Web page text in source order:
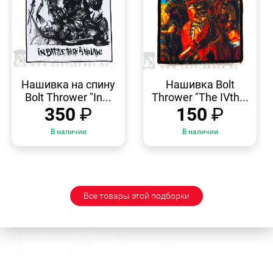
ПРОСМОТР
Нашивка на спину
Bolt Thrower "In...
350 ₽
В наличии
ПРОСМОТР
Нашивка Bolt
Thrower "The IVth...
150 ₽
В наличии
Все товары этой подборки